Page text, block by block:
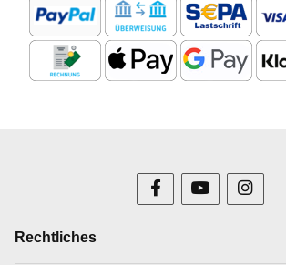
Rechtliches